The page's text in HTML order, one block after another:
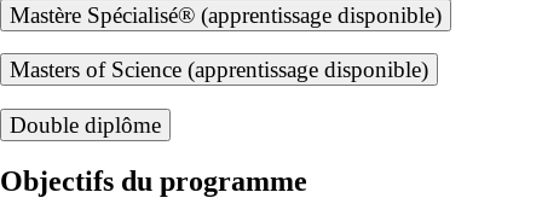
Mastère Spécialisé® (apprentissage disponible)
Masters of Science (apprentissage disponible)
Double diplôme
Objectifs du programme